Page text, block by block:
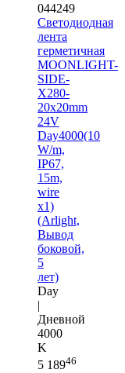
044249
Светодиодная
лента
герметичная
MOONLIGHT-
SIDE-
X280-
20x20mm
24V
Day4000(10
W/m,
IP67,
15m,
wire
x1)
(Arlight,
Вывод
боковой,
5
лет)
Day
|
Дневной
4000
K
5 18946